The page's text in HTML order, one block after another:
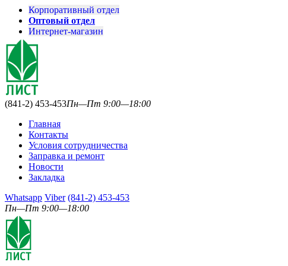
Корпоративный отдел
Оптовый отдел
Интернет-магазин
(841-2) 453-453Пн—Пт 9:00—18:00
Главная
Контакты
Условия сотрудничества
Заправка и ремонт
Новости
Закладка
Whatsapp Viber (841-2) 453-453
Пн—Пт 9:00—18:00